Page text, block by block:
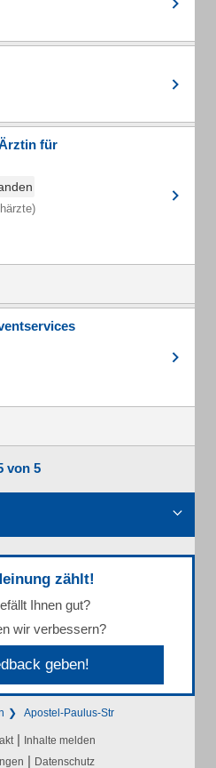
für
von 5
zählt!
Ihnen gut?
wir verbessern?
geben!
Apostel-Paulus-Str
| Inhalte melden
| Datenschutz